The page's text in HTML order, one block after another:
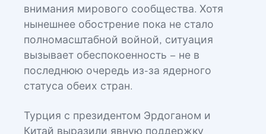
внимания мирового сообщества. Хотя
нынешнее обострение пока не стало
полномасштабной войной, ситуация
вызывает обеспокоенность – не в
последнюю очередь из-за ядерного
статуса обеих стран.
Турция с президентом Эрдоганом и
Китай выразили явную поддержку